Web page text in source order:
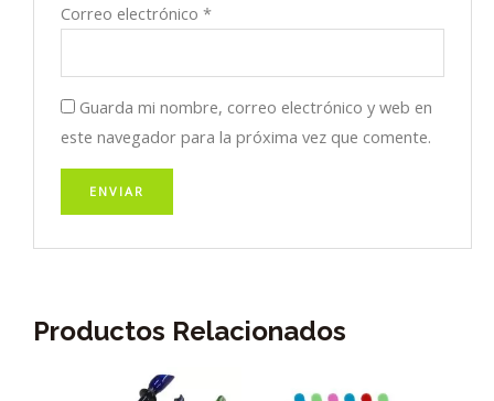
Correo electrónico*
Guarda mi nombre, correo electrónico y web en
este navegador para la próxima vez que comente.
Productos Relacionados